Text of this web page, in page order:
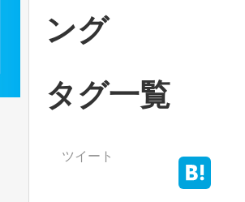
ング
タグ一覧
ツイート